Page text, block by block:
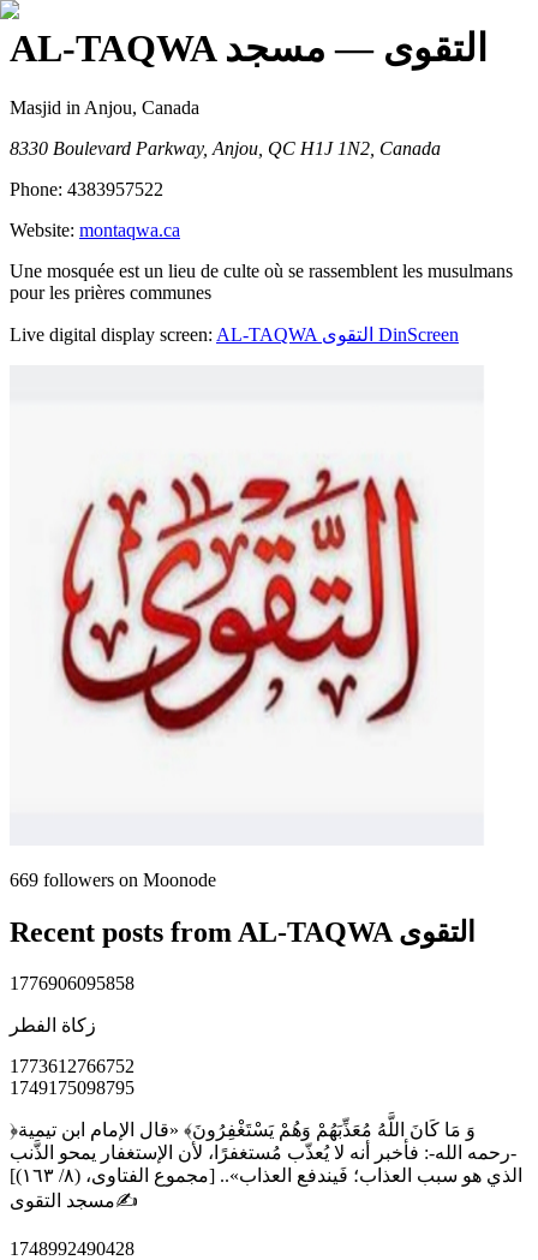
AL-TAQWA التقوى— مسجد
Masjid in Anjou, Canada
8330 Boulevard Parkway, Anjou, QC H1J 1N2, Canada
Phone: 4383957522
Website: montaqwa.ca
Une mosquée est un lieu de culte où se rassemblent les musulmans
pour les prières communes
Live digital display screen: DinScreen
669 followers on Moonode
Recent posts from AL-TAQWA التقوى
1776906095858
زكاة الفطر
1773612766752
1749175098795
﴿وَ مَا كَانَ اللَّهُ مُعَذِّبَهُمْ وَهُمْ يَسْتَغْفِرُونَ﴾ «قال الإمام ابن تيمية
-رحمه الله-: فأخبر أنه لا يُعذّب مُستغفرًا، لأن الإستغفار يمحو الذَّنب
الذي هو سبب العذاب؛ فَيندفع العذاب».. [مجموع الفتاوى، (٨/ ١٦٣)]
✍️مسجد التقوى
1748992490428